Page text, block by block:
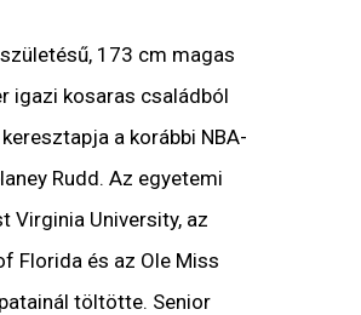
173 cm magas
igazi kosaras családból
a korábbi NBA-
Rudd. Az egyetemi
Virginia University, az
Florida és az Ole Miss
töltötte. Senior